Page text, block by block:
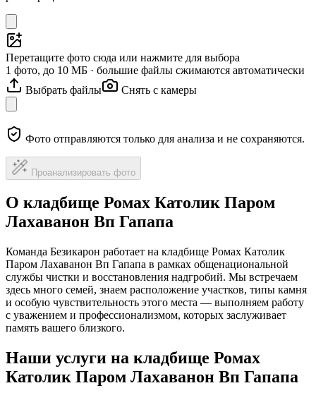
Перетащите фото сюда или нажмите для выбора
1 фото, до 10 МБ · большие файлы сжимаются автоматически
Выбрать файлы
Снять с камеры
Фото отправляются только для анализа и не сохраняются.
Проанализировать фото
О кладбище Ромах Католик Паром
Лахаванон Вп Гапапа
Команда Безикарон работает на кладбище Ромах Католик
Паром Лахаванон Вп Гапапа в рамках общенациональной
службы чистки и восстановления надгробий. Мы встречаем
здесь много семей, знаем расположение участков, типы камня
и особую чувствительность этого места — выполняем работу
с уважением и профессионализмом, которых заслуживает
память вашего близкого.
Наши услуги на кладбище Ромах
Католик Паром Лахаванон Вп Гапапа